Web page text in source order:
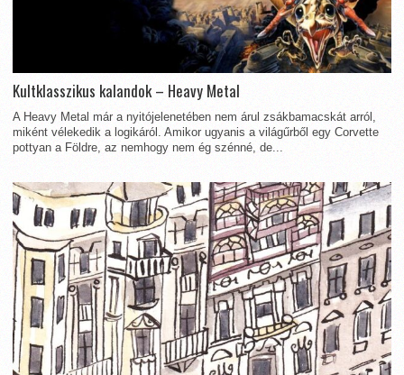
Kultklasszikus kalandok – Heavy Metal
A Heavy Metal már a nyitójelenetében nem árul zsákbamacskát arról,
miként vélekedik a logikáról. Amikor ugyanis a világűrből egy Corvette
pottyan a Földre, az nemhogy nem ég szénné, de...